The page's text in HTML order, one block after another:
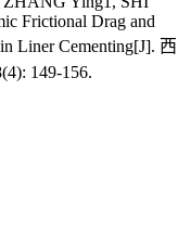
Frictional Drag and
Liner Cementing[J]. 西
149-156.